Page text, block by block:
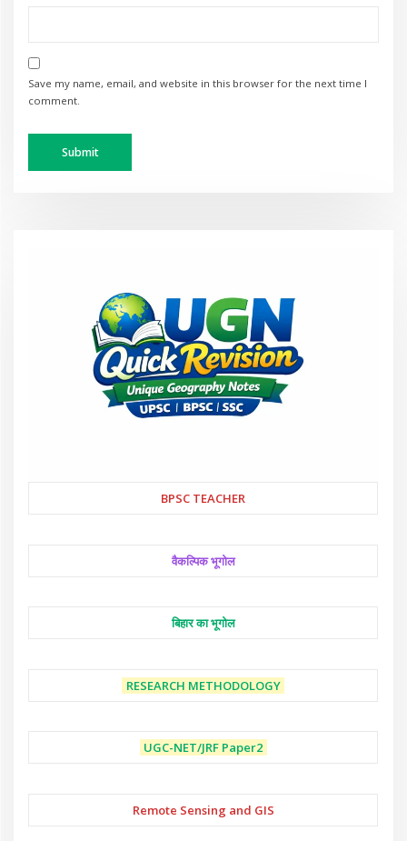
Save my name, email, and website in this browser for the next time I
comment.
BPSC TEACHER
वैकल्पिक भूगोल
बिहार का भूगोल
RESEARCH METHODOLOGY
UGC-NET/JRF Paper2
Remote Sensing and GIS